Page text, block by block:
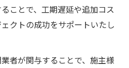
ことで、工期遅延や追加コス
クトの成功をサポートいたし
者が関与することで、施主様